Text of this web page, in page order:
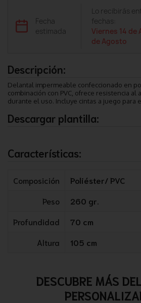
Fecha
estimada
Lo recibirás
fechas:
Viernes 14 de
de Agosto
Descripción:
Delantal impermeable confeccionado en
combinación con PVC, ofrece resistencia al
durante el uso. Incluye cintas a juego para
Descargar plantilla:
Características:
Composición
Poliéster/ PVC
Peso
260 gr.
Profundidad
70 cm
Altura
105 cm
DESCUBRE MÁS